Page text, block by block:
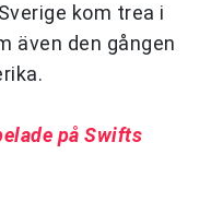
kom trea i
även den gången
på Swifts